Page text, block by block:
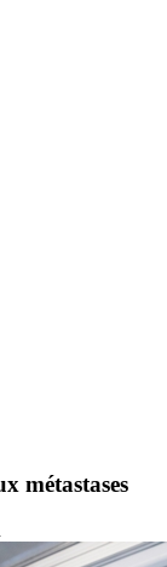
métastases